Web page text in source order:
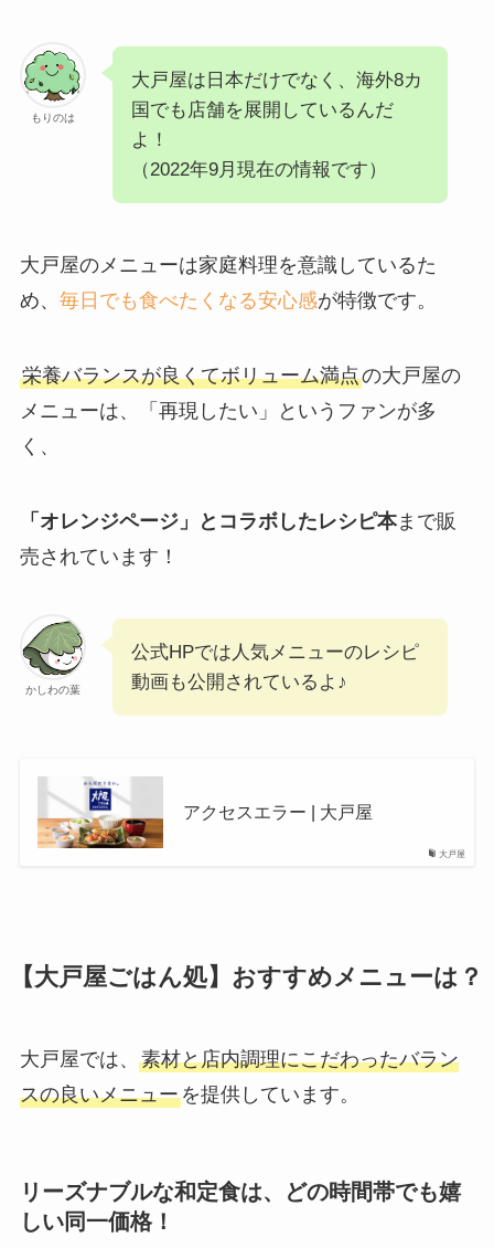
もりのは
大戸屋は日本だけでなく、海外8カ
国でも店舗を展開しているんだ
よ！
（2022年9月現在の情報です）
大戸屋のメニューは家庭料理を意識しているた
め、 毎日でも食べたくなる安心感が特徴です。
栄養バランスが良くてボリューム満点の大戸屋の
メニューは、「再現したい」というファンが多
く、
「オレンジページ」とコラボしたレシピ本まで販
売されています！
かしわの葉
公式HPでは人気メニューのレシピ
動画も公開されているよ♪
大戸屋
アクセスエラー | 大戸屋
【大戸屋ごはん処】おすすめメニューは？
大戸屋では、 素材と店内調理にこだわったバラン
スの良いメニューを提供しています。
リーズナブルな和定食は、どの時間帯でも嬉
しい同一価格！